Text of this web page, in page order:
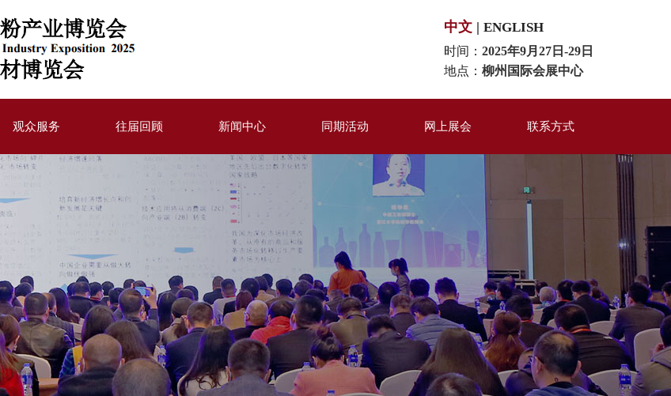
中文 | ENGLISH
时间： 2025年9月27日-29日
地点： 柳州国际会展中心
观众服务
住宿信息
往届回顾
2022年活动
2023年活动
2024年活动
新闻中心
通知公告
行业动态
合作媒体
同期活动 网上展会
米粉机械装备展区
米粉供应链展区
印刷包装材料区
美食互动体验区
联系方式
在线留言